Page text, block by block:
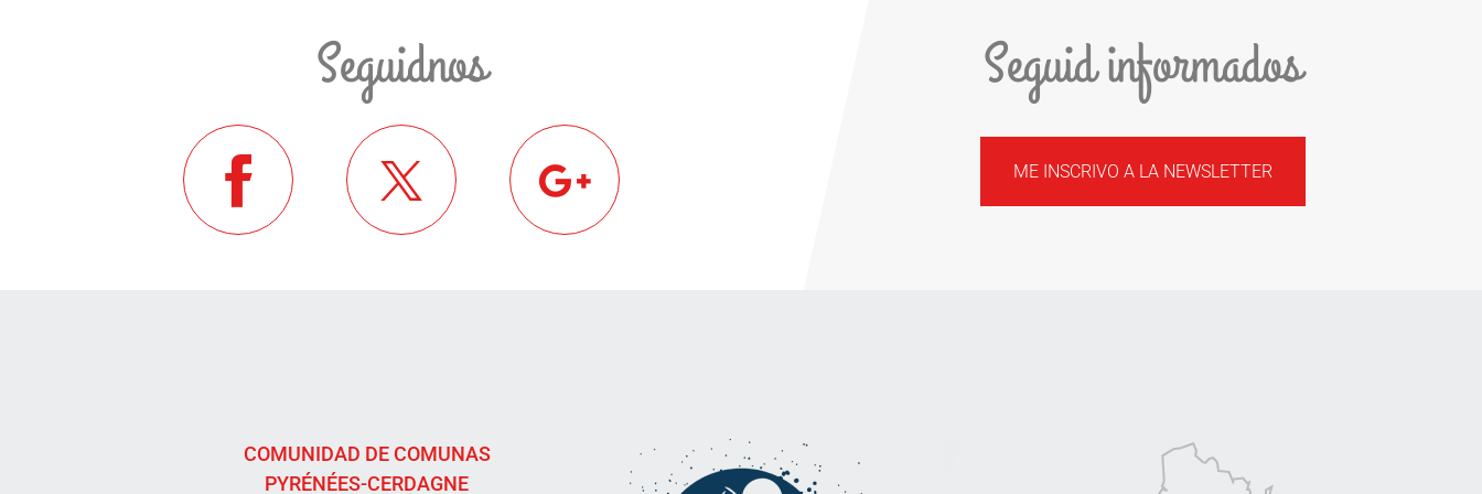
Seguidnos Seguid informados
ME INSCRIVO A LA NEWSLETTER
COMUNIDAD DE COMUNAS
PYRÉNÉES-CERDAGNE